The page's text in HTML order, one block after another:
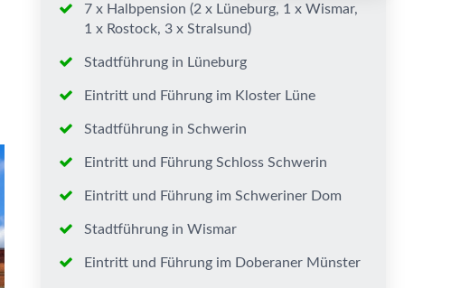
7 x Halbpension (2 x Lüneburg, 1 x Wismar,
1 x Rostock, 3 x Stralsund)
Stadtführung in Lüneburg
Eintritt und Führung im Kloster Lüne
Stadtführung in Schwerin
Eintritt und Führung Schloss Schwerin
Eintritt und Führung im Schweriner Dom
Stadtführung in Wismar
Eintritt und Führung im Doberaner Münster